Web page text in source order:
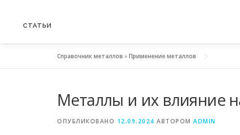
СТАТЬИ
Справочник металлов »Применение металлов
Металлы и их влияние
ОПУБЛИКОВАНО 12.09.2024 АВТОРОМ ADMIN